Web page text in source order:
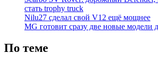
стать trophy truck
Nilu27 сделал свой V12 ещё мощнее
MG готовит сразу две новые модели
По теме